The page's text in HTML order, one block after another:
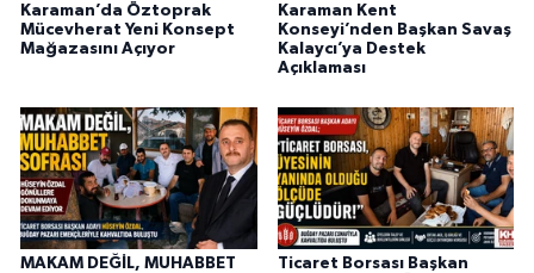
Karaman’da Öztoprak
Mücevherat Yeni Konsept
Mağazasını Açıyor
Karaman Kent
Konseyi’nden Başkan Savaş
Kalaycı’ya Destek
Açıklaması
MAKAM DEĞİL, MUHABBET
Ticaret Borsası Başkan